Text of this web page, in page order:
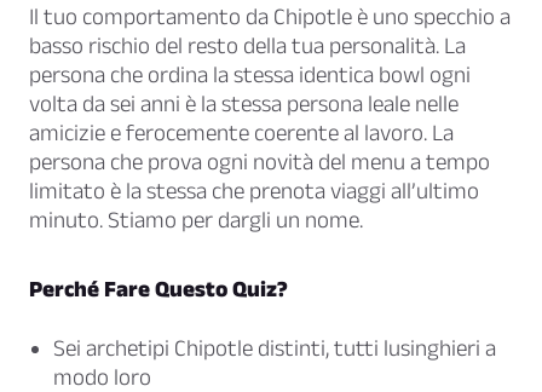
Il tuo comportamento da Chipotle è uno specchio a
basso rischio del resto della tua personalità. La
persona che ordina la stessa identica bowl ogni
volta da sei anni è la stessa persona leale nelle
amicizie e ferocemente coerente al lavoro. La
persona che prova ogni novità del menu a tempo
limitato è la stessa che prenota viaggi all’ultimo
minuto. Stiamo per dargli un nome.
Perché Fare Questo Quiz?
Sei archetipi Chipotle distinti, tutti lusinghieri a
modo loro